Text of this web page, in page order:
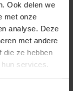
Ook delen we
met onze
analyse. Deze
met andere
die ze hebben
services.